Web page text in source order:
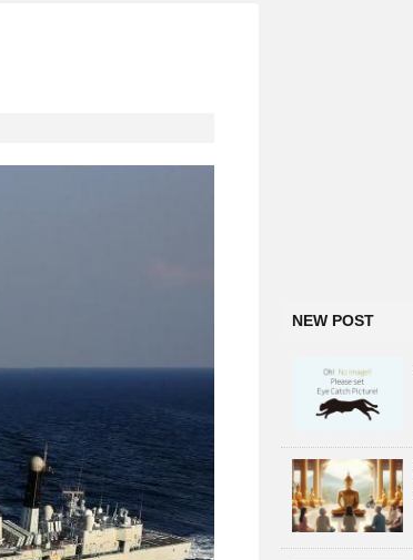
NEW POST